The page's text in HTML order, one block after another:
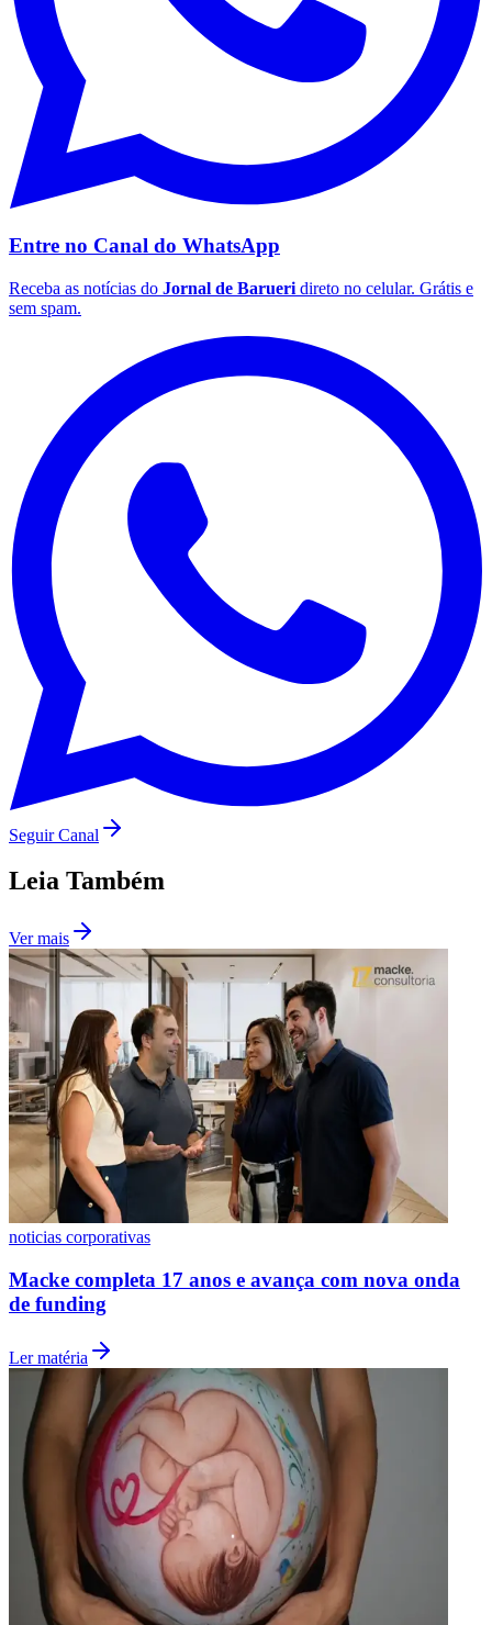
Flamengo
Fluminense
Vasco
Entre no Canal do WhatsApp
Receba as notícias do Jornal de Barueri direto no celular. Grátis e
sem spam.
Seguir Canal
Leia Também
Ver mais
noticias corporativas
Macke completa 17 anos e avança com nova onda
de funding
Ler matéria